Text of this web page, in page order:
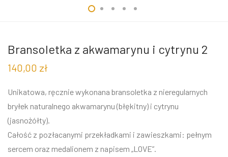
Bransoletka z akwamarynu i cytrynu 2
140,00 zł
Unikatowa, ręcznie wykonana bransoletka z nieregularnych
bryłek naturalnego akwamarynu (błękitny) i cytrynu
(jasnożółty).
Całość z pozłacanymi przekładkami i zawieszkami: pełnym
sercem oraz medalionem z napisem „LOVE”.